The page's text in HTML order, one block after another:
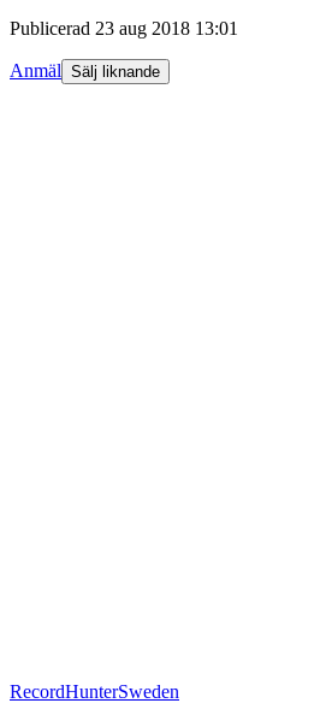
Publicerad 23 aug 2018 13:01
Anmäl Sälj liknande
RecordHunterSweden